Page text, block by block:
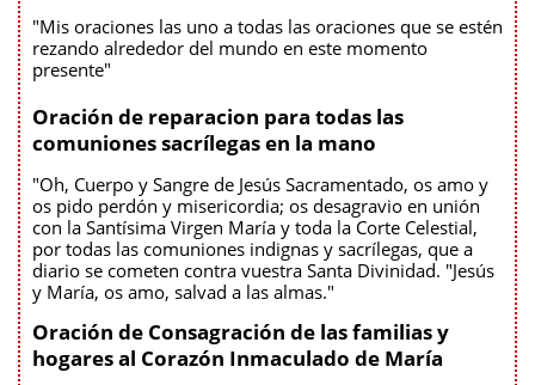
"Mis oraciones las uno a todas las oraciones que se estén
rezando alrededor del mundo en este momento
presente"
Oración de reparacion para todas las
comuniones sacrílegas en la mano
"Oh, Cuerpo y Sangre de Jesús Sacramentado, os amo y
os pido perdón y misericordia; os desagravio en unión
con la Santísima Virgen María y toda la Corte Celestial,
por todas las comuniones indignas y sacrílegas, que a
diario se cometen contra vuestra Santa Divinidad. "Jesús
y María, os amo, salvad a las almas."
Oración de Consagración de las familias y
hogares al Corazón Inmaculado de María